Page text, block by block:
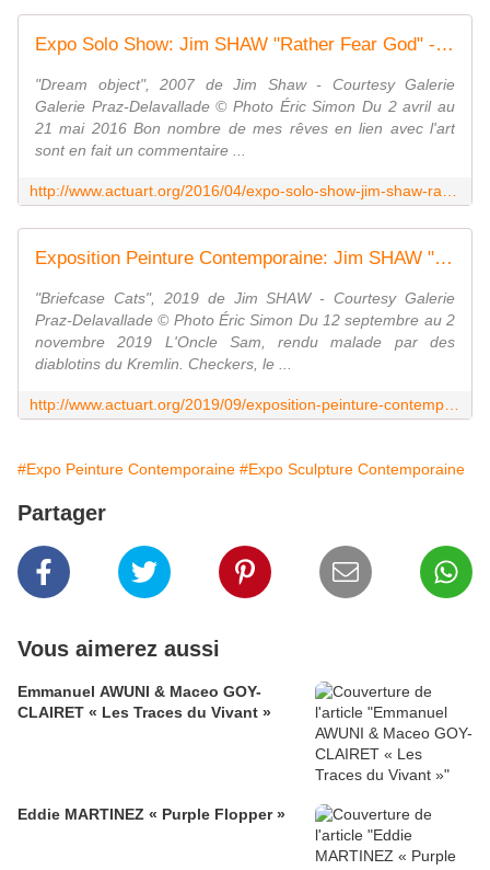
Expo Solo Show: Jim SHAW "Rather Fear God" - ACTUART by Eric SIMON
"Dream object", 2007 de Jim Shaw - Courtesy Galerie
Galerie Praz-Delavallade © Photo Éric Simon Du 2 avril au
21 mai 2016 Bon nombre de mes rêves en lien avec l'art
sont en fait un commentaire ...
Exposition Peinture Contemporaine: Jim SHAW "Strange Beautiful" - ACTUART by Eric SIMON
"Briefcase Cats", 2019 de Jim SHAW - Courtesy Galerie
Praz-Delavallade © Photo Éric Simon Du 12 septembre au 2
novembre 2019 L'Oncle Sam, rendu malade par des
diablotins du Kremlin. Checkers, le ...
#Expo Peinture Contemporaine #Expo Sculpture Contemporaine
Partager
Vous aimerez aussi
Emmanuel AWUNI & Maceo GOY-
CLAIRET « Les Traces du Vivant »
Eddie MARTINEZ « Purple Flopper »